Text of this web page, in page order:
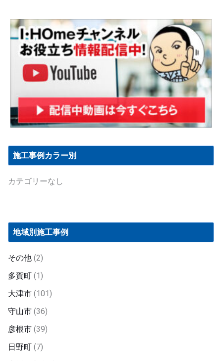
施工事例カラー別
カテゴリーなし
地域別施工事例
その他(2)
多賀町(1)
大津市(101)
守山市(36)
彦根市(39)
日野町(7)